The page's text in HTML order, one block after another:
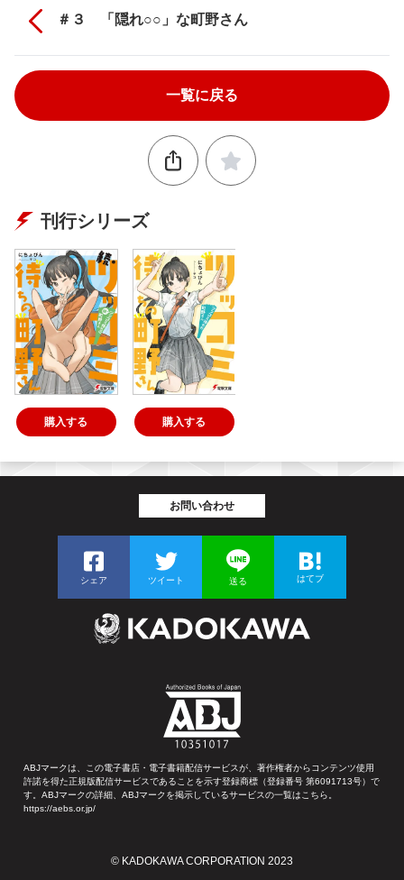
＃３ 「隠れ○○」な町野さん
一覧に戻る
刊行シリーズ
購入する 購入する
お問い合わせ
シェア ツイート 送る はてブ
ABJマークは、この電子書店・電子書籍配信サービスが、著作権者からコンテンツ使用
許諾を得た正規版配信サービスであることを示す登録商標（登録番号 第6091713号）で
す。ABJマークの詳細、ABJマークを掲示しているサービスの一覧はこちら。
https://aebs.or.jp/
© KADOKAWA CORPORATION 2023